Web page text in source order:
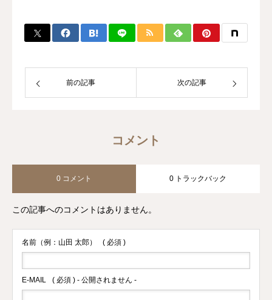
前の記事 次の記事
コメント
0 コメント 0 トラックバック
この記事へのコメントはありません。
名前（例：山田 太郎） ( 必須 )
E-MAIL ( 必須 ) - 公開されません -